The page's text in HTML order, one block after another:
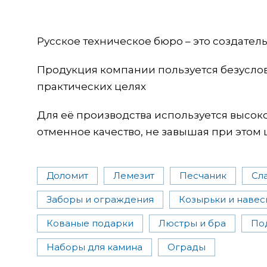
Русское техническое бюро – это
Продукция компании пользуется
практических целях
Для её производства используется
отменное качество, не завышая при этом
Доломит Лемезит Песчаник
Заборы и ограждения Козырьки и
Кованые подарки Люстры и бра
Наборы для камина Ограды